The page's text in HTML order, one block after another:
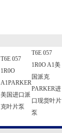
T6E 057
1R0O
A1PARKER
美国进口派
克叶片泵
T6E 057
1R0O A1美
国派克
PARKER进
口现货叶片
泵